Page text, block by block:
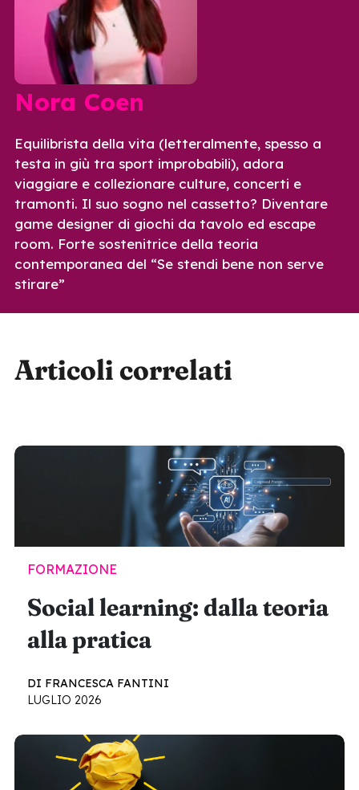
Nora Coen
Equilibrista della vita (letteralmente, spesso a
testa in giù tra sport improbabili), adora
viaggiare e collezionare culture, concerti e
tramonti. Il suo sogno nel cassetto? Diventare
game designer di giochi da tavolo ed escape
room. Forte sostenitrice della teoria
contemporanea del “Se stendi bene non serve
stirare”
Articoli correlati
FORMAZIONE
Social learning: dalla teoria
alla pratica
DI FRANCESCA FANTINI
LUGLIO 2026